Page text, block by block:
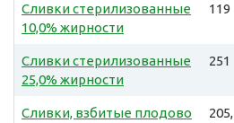
Сливки стерилизованные
10,0% жирности
119
Сливки стерилизованные
25,0% жирности
251
Сливки, взбитые плодово
205,